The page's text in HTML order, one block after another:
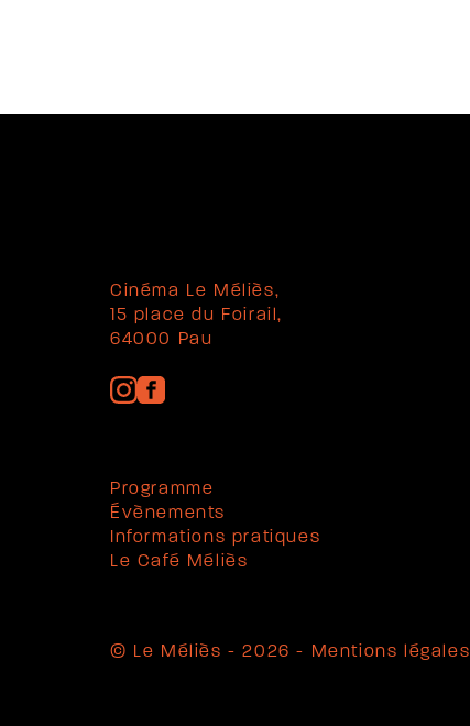
Cinéma Le Méliès,
15 place du Foirail,
64000 Pau
Programme
Évènements
Informations pratiques
Le Café Méliès
© Le Méliès - 2026 - Mentions légales